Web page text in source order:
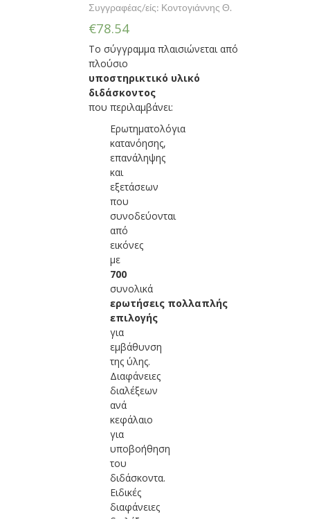
Συγγραφέας/είς: Κοντογιάννης Θ.
€78.54
Το σύγγραμμα πλαισιώνεται από
πλούσιο
υποστηρικτικό υλικό
διδάσκοντος
που περιλαμβάνει:
Ερωτηματολόγια
κατανόησης,
επανάληψης
και
εξετάσεων
που
συνοδεύονται
από
εικόνες
με
700
συνολικά
ερωτήσεις πολλαπλής
επιλογής
για
εμβάθυνση
της ύλης.
Διαφάνειες
διαλέξεων
ανά
κεφάλαιο
για
υποβοήθηση
του
διδάσκοντα.
Ειδικές
διαφάνειες